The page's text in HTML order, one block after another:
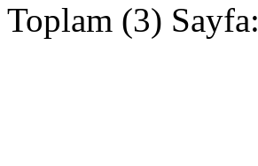
Toplam (3) Sayfa: